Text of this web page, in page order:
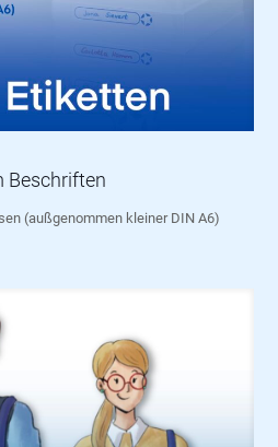
Beschriften
(außgenommen kleiner DIN A6)